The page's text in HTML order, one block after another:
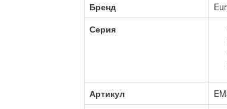
Бренд
Серия
Артикул